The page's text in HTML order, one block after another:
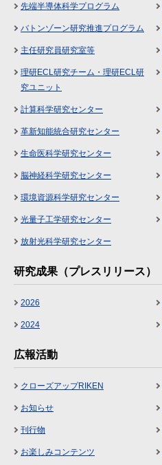
先端半導体科学プログラム
バトンゾーン研究推進プログラム
主任研究員研究室等
理研ECL研究チーム・理研ECL研
究ユニット
計算科学研究センター
革新知能統合研究センター
生命医科学研究センター
脳神経科学研究センター
環境資源科学研究センター
光量子工学研究センター
放射光科学研究センター
研究成果（プレスリリース）
2026
2024
広報活動
クローズアップRIKEN
お知らせ
刊行物
お楽しみコンテンツ